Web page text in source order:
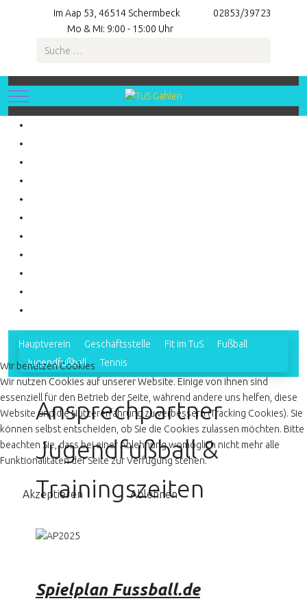
Im Aap 53, 46514 Schermbeck
02853/39723
Mo & Mi: 9:00 - 15:00 Uhr
Suchen
Mobile Menu Toggle
Hauptverein Geschäftsstelle Fit im TuS
Fußball
Jugendfußball
Tennis
Ansprechpartner
Jugendfußball &
Trainingszeiten
Spielplan Fussball.de
Wir benutzen Cookies
Wir nutzen Cookies auf unserer Website. Einige von ihnen sind
essenziell für den Betrieb der Seite, während andere uns helfen, diese
Website und die Nutzererfahrung zu verbessern (Tracking Cookies). Sie
können selbst entscheiden, ob Sie die Cookies zulassen möchten. Bitte
beachten Sie, dass bei einer Ablehnung womöglich nicht mehr alle
Funktionalitäten der Seite zur Verfügung stehen.
Akzeptieren Ablehnen